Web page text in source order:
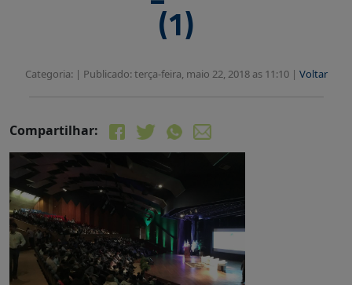
(1)
Categoria: | Publicado: terça-feira, maio 22, 2018 as 11:10 | Voltar
Compartilhar: